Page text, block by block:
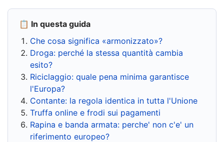
📋 In questa guida
Che cosa significa «armonizzato»?
Droga: perché la stessa quantità cambia
esito?
Riciclaggio: quale pena minima garantisce
l'Europa?
Contante: la regola identica in tutta l'Unione
Truffa online e frodi sui pagamenti
Rapina e banda armata: perche' non c'e' un
riferimento europeo?